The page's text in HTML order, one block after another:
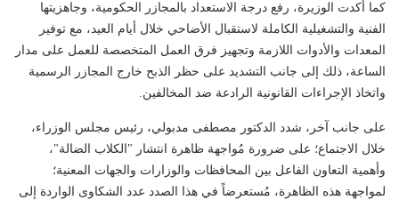
كما أكدت الوزيرة، رفع درجة الاستعداد بالمجازر الحكومية، وجاهزيتها
الفنية والتشغيلية الكاملة لاستقبال الأضاحي خلال أيام العيد، مع توفير
المعدات والأدوات اللازمة وتجهيز فرق العمل المتخصصة للعمل على مدار
الساعة، ذلك إلى جانب التشديد على حظر الذبح خارج المجازر الرسمية
واتخاذ الإجراءات القانونية الرادعة ضد المخالفين.
على جانب آخر، شدد الدكتور مصطفى مدبولي، رئيس مجلس الوزراء،
خلال الاجتماع؛ على ضرورة مُواجهة ظاهرة انتشار "الكلاب الضالة"،
وأهمية التعاون الفاعل بين المحافظات والوزارات والجهات المعنية؛
لمواجهة هذه الظاهرة، مُستعرضاً في هذا الصدد عدد الشكاوى الواردة إلى